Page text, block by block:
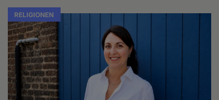
RELIGIONEN